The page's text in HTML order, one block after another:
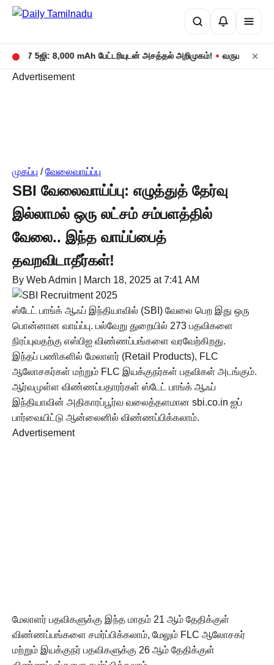
17 5ஜி: 8,000 mAh பேட்டரியுடன் அசத்தல் அறிமுகம்! • வருமான வரிக்
Advertisement
முகப்பு / வேலைவாய்ப்பு
SBI வேலைவாய்ப்பு: எழுத்துத் தேர்வு
இல்லாமல் ஒரு லட்சம் சம்பளத்தில்
வேலை.. இந்த வாய்ப்பைத்
தவறவிடாதீர்கள்!
By Web Admin March 18, 2025 at 7:41 AM
ஸ்டேட் பாங்க் ஆஃப் இந்தியாவில் (SBI) வேலை பெற இது ஒரு
பொன்னான வாய்ப்பு. பல்வேறு துறையில் 273 பதவிகளை
நிரப்புவதற்கு எஸ்பிஐ விண்ணப்பங்களை வரவேற்கிறது.
இந்தப் பணிகளில் மேலாளர் (Retail Products), FLC
ஆலோசகர்கள் மற்றும் FLC இயக்குநர்கள் பதவிகள் அடங்கும்.
ஆர்வமுள்ள விண்ணப்பதாரர்கள் ஸ்டேட் பாங்க் ஆஃப்
இந்தியாவின் அதிகாரப்பூர்வ வலைத்தளமான sbi.co.in ஐப்
பார்வையிட்டு ஆன்லைனில் விண்ணப்பிக்கலாம்.
Advertisement
மேலாளர் பதவிகளுக்கு இந்த மாதம் 21 ஆம் தேதிக்குள்
விண்ணப்பங்களை சமர்ப்பிக்கலாம், மேலும் FLC ஆலோசகர்
மற்றும் இயக்குநர் பதவிகளுக்கு 26 ஆம் தேதிக்குள்